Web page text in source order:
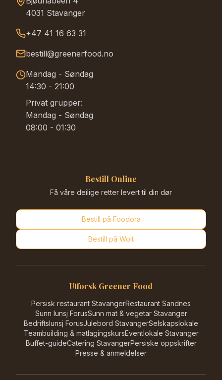
4031 Stavanger
+47 41 16 63 31
bestill@greenerfood.no
Mandag - Søndag
14:30 - 21:00
Privat grupper:
Mandag - Søndag
08:00 - 01:30
Bestill Online
Få våre deilige retter levert til din dør
Bestill på Foodora
Bestill på Wolt
Utforsk Greener Food
Persisk restaurant StavangerRestaurant Sandnes
Sunn lunsj ForusSunn mat & vegetar Stavanger
Bedriftslunsj ForusJulebord StavangerSelskapslokale
Teambuilding & matlagingskursEventlokale Stavanger
Buffet-guideCatering StavangerPersiske oppskrifter
Presse & anmeldelser